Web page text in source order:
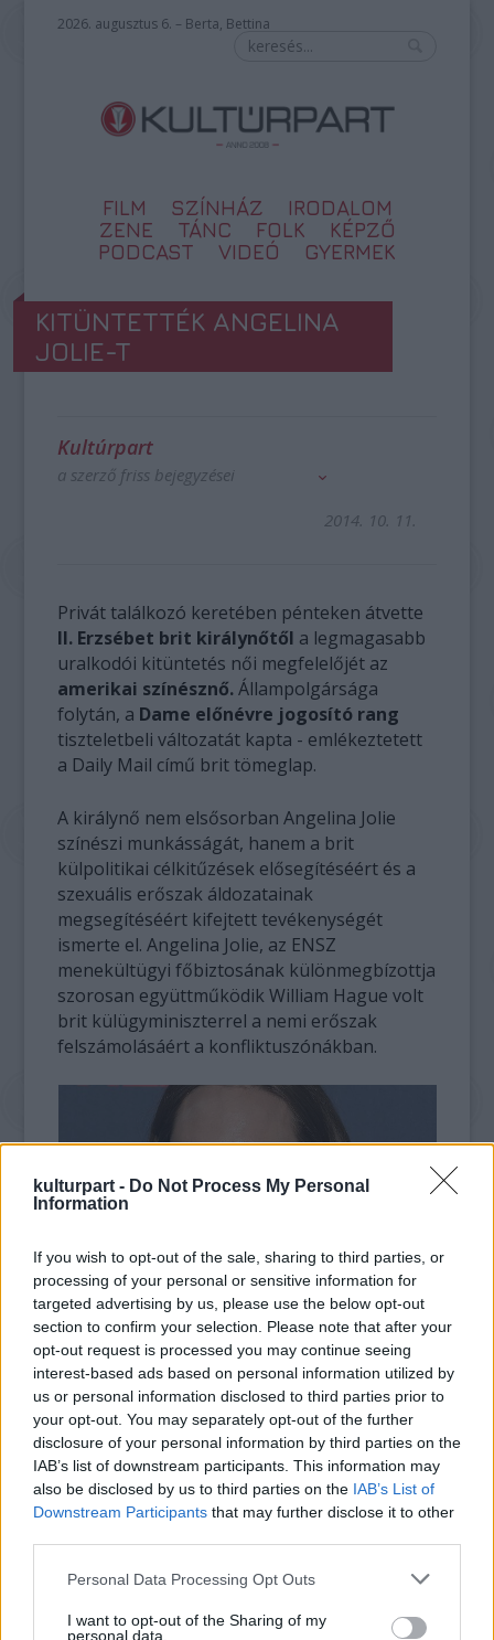
kulturpart - Do Not Process My Personal
Information
If you wish to opt-out of the sale, sharing to third parties, or
processing of your personal or sensitive information for
targeted advertising by us, please use the below opt-out
section to confirm your selection. Please note that after your
opt-out request is processed you may continue seeing
interest-based ads based on personal information utilized by
us or personal information disclosed to third parties prior to
your opt-out. You may separately opt-out of the further
disclosure of your personal information by third parties on the
IAB’s list of downstream participants. This information may
also be disclosed by us to third parties on the IAB’s List of
Downstream Participants that may further disclose it to other
Please note that this website/app uses one or more Google
not limited to your visit or usage behaviour. You may click to
Personal Data Processing Opt Outs
I want to opt-out of the Sharing of my
personal data.
2026. augusztus 6. – Berta, Bettina
FILM SZÍNHÁZ
IRODALOM
ZENE
TÁNC FOLK
KÉPZŐ
PODCAST
VIDEÓ GYERMEK
KITÜNTETTÉK ANGELINA
JOLIE-T
Kultúrpart
a szerző friss bejegyzései
2014. 10. 11.
Privát találkozó keretében pénteken átvette
II. Erzsébet brit királynőtől a legmagasabb
uralkodói kitüntetés női megfelelőjét az
amerikai színésznő.Állampolgársága
folytán, a Dame előnévre jogosító rang
tiszteletbeli változatát kapta - emlékeztetett
a Daily Mail című brit tömeglap.
A királynő nem elsősorban Angelina Jolie
színészi munkásságát, hanem a brit
külpolitikai célkitűzések elősegítéséért és a
szexuális erőszak áldozatainak
megsegítéséért kifejtett tevékenységét
ismerte el. Angelina Jolie, az ENSZ
menekültügyi főbiztosának különmegbízottja
szorosan együttműködik William Hague volt
brit külügyminiszterrel a nemi erőszak
felszámolásáért a konfliktuszónákban.
fotó: cage8.com
A legmagasabb uralkodói kitüntetéseket
évente kétszer ítélik oda, újév alkalmából,
valamint II. Erzsébet királynő júniusi
"hivatalos" születésnapján. A filmcsillag a
nyári listán szerepelt, mások mellett Schiff
András zongoraművész és Daniel Day-Lewis
színész társaságában.
Forrás: MTI